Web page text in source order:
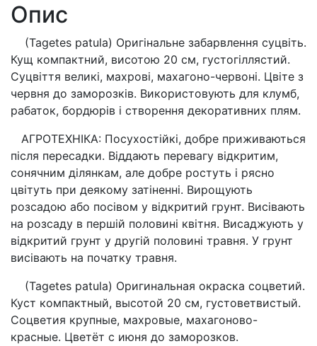
Скарлет
София
(вага
0,2г.)
кількість
Опис
(Tagetes patula) Оригінальне забарвлення суцвіть.
Кущ компактний, висотою 20 см, густогіллястий.
Суцвіття великі, махрові, махагоно-червоні. Цвіте з
червня до заморозків. Використовують для клумб,
рабаток, бордюрів і створення декоративних плям.
АГРОТЕХНІКА: Посухостійкі, добре приживаються
після пересадки. Віддають перевагу відкритим,
сонячним ділянкам, але добре ростуть і рясно
цвітуть при деякому затіненні. Вирощують
розсадою або посівом у відкритий грунт. Висівають
на розсаду в першій половині квітня. Висаджують у
відкритий грунт у другій половині травня. У грунт
висівають на початку травня.
(Tagetes patula) Оригинальная окраска соцветий.
Куст компактный, высотой 20 см, густоветвистый.
Соцветия крупные, махровые, махагоново-
красные. Цветёт с июня до заморозков.